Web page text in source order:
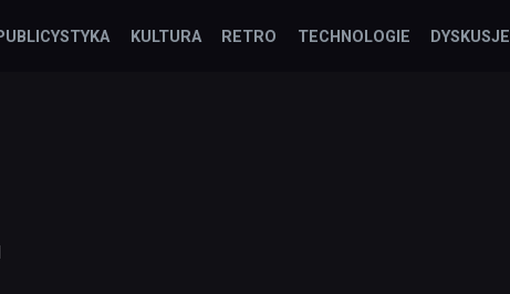
KULTURA RETRO TECHNOLOGIE DYSKUSJE